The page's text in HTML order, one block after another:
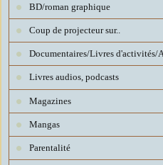
BD/roman graphique
Coup de projecteur sur..
Documentaires/Livres d'activités/
Livres audios, podcasts
Magazines
Mangas
Parentalité